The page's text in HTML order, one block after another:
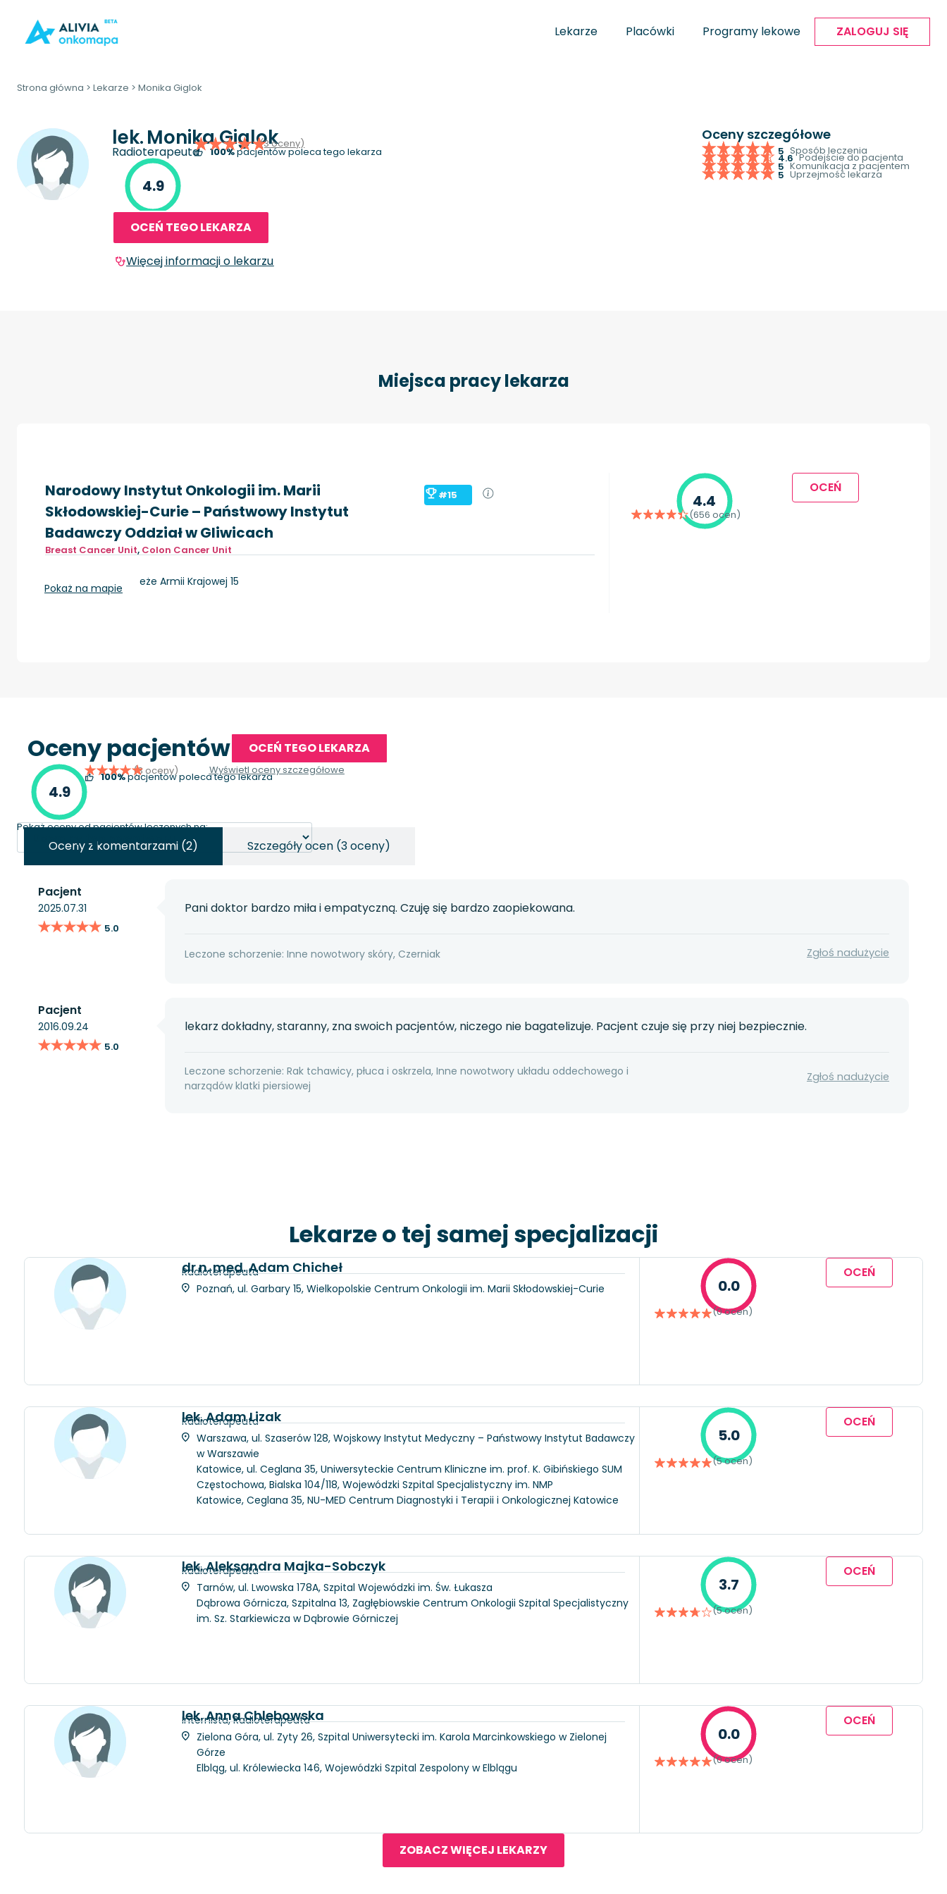
Lekarze Placówki Programy lekowe ZALOGUJ SIĘ
Strona główna > Lekarze > Monika Giglok
lek.Monika Giglok
Radioterapeuta
4.9
(3 oceny)
100%pacjentów poleca tego lekarza
OCEŃ TEGO LEKARZA
Więcej informacji o lekarzu
Oceny szczegółowe
5 Sposób leczenia
4.6 Podejście do pacjenta
5 Komunikacja z pacjentem
5 Uprzejmość lekarza
Miejsca pracy lekarza
Narodowy Instytut Onkologii im. Marii
Skłodowskiej-Curie – Państwowy Instytut
Badawczy Oddział w Gliwicach
#15
Breast Cancer Unit, Colon Cancer Unit
Gliwice, ul. Wybrzeże Armii Krajowej 15
Pokaż na mapie
4.4
(656 ocen)
OCEŃ
Oceny pacjentów OCEŃ TEGO LEKARZA
4.9
(3 oceny)
100%pacjentów poleca tego lekarza
Wyświetl oceny szczegółowe
Pokaż oceny od pacjentów leczonych na:
Oceny z komentarzami (2) Szczegóły ocen (3 oceny)
Pacjent
2025.07.31
★★★★★
★★★★★ 5.0
Pani doktor bardzo miła i empatyczną. Czuję się bardzo zaopiekowana.
Leczone schorzenie: Inne nowotwory skóry, Czerniak Zgłoś nadużycie
Pacjent
2016.09.24
★★★★★
★★★★★ 5.0
lekarz dokładny, staranny, zna swoich pacjentów, niczego nie bagatelizuje. Pacjent czuje się przy niej bezpiecznie.
Leczone schorzenie: Rak tchawicy, płuca i oskrzela, Inne nowotwory układu oddechowego i
narządów klatki piersiowej
Zgłoś nadużycie
Lekarze o tej samej specjalizacji
dr n. med. Adam Chicheł
Radioterapeuta
Poznań, ul. Garbary 15, Wielkopolskie Centrum Onkologii im. Marii Skłodowskiej-Curie
0.0
(0 ocen)
OCEŃ
lek. Adam Lizak
Radioterapeuta
Warszawa, ul. Szaserów 128, Wojskowy Instytut Medyczny – Państwowy Instytut Badawczy
w Warszawie
Katowice, ul. Ceglana 35, Uniwersyteckie Centrum Kliniczne im. prof. K. Gibińskiego SUM
Częstochowa, Bialska 104/118, Wojewódzki Szpital Specjalistyczny im. NMP
Katowice, Ceglana 35, NU-MED Centrum Diagnostyki i Terapii i Onkologicznej Katowice
5.0
(5 ocen)
OCEŃ
lek. Aleksandra Majka-Sobczyk
Radioterapeuta
Tarnów, ul. Lwowska 178A, Szpital Wojewódzki im. Św. Łukasza
Dąbrowa Górnicza, Szpitalna 13, Zagłębiowskie Centrum Onkologii Szpital Specjalistyczny
im. Sz. Starkiewicza w Dąbrowie Górniczej
3.7
(5 ocen)
OCEŃ
lek. Anna Chlebowska
Internista, Radioterapeuta
Zielona Góra, ul. Zyty 26, Szpital Uniwersytecki im. Karola Marcinkowskiego w Zielonej
Górze
Elbląg, ul. Królewiecka 146, Wojewódzki Szpital Zespolony w Elblągu
0.0
(0 ocen)
OCEŃ
ZOBACZ WIĘCEJ LEKARZY